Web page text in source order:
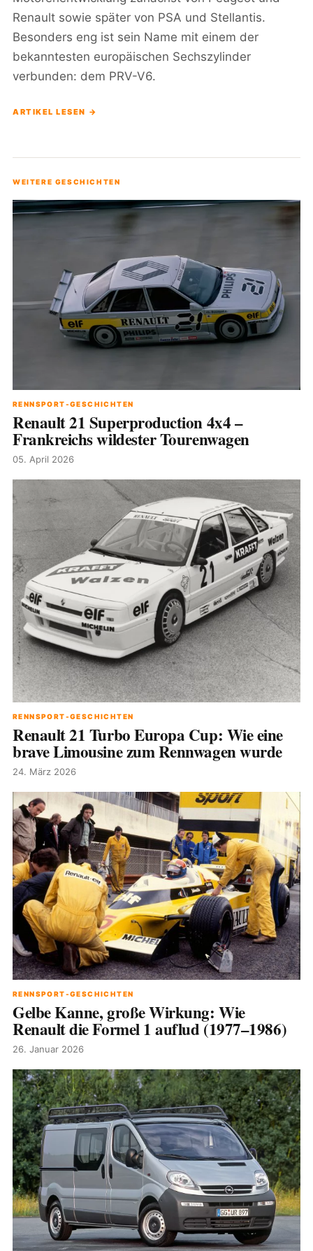
Renault sowie später von PSA und Stellantis.
Besonders eng ist sein Name mit einem der
bekanntesten europäischen Sechszylinder
verbunden: dem PRV-V6.
ARTIKEL LESEN →
WEITERE GESCHICHTEN
RENNSPORT-GESCHICHTEN
Renault 21 Superproduction 4x4 –
Frankreichs wildester Tourenwagen
05. April 2026
RENNSPORT-GESCHICHTEN
Renault 21 Turbo Europa Cup: Wie eine
brave Limousine zum Rennwagen wurde
24. März 2026
RENNSPORT-GESCHICHTEN
Gelbe Kanne, große Wirkung: Wie
Renault die Formel 1 auflud (1977–1986)
26. Januar 2026